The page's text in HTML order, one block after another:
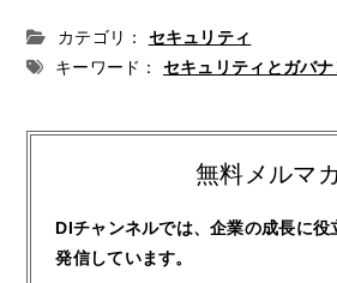
カテゴリ：
セキュリティ
キーワード：
セキュリティとガバナ
無料メルマ
DIチャンネルでは、企業の成長に役
発信しています。